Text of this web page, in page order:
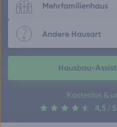
Mehrfamilienhaus
Andere Hausart
Hausbau-
Kostenlos &
4,5 / 5